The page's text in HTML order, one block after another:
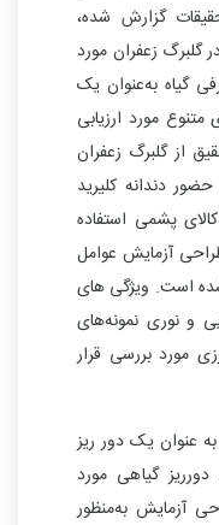
گزارش شده،
زعفران مورد
گیاه به‌عنوان یک
مورد ارزیابی
از گلبرگ زعفران
دندانه کلیرید
پشمی استفاده
آزمایش عوامل
است. ویژگی های
و نوری نمونه‌های
مورد بررسی قرار
عنوان یک دور ریز
گیاهی مورد
آزمایش به‌منظور